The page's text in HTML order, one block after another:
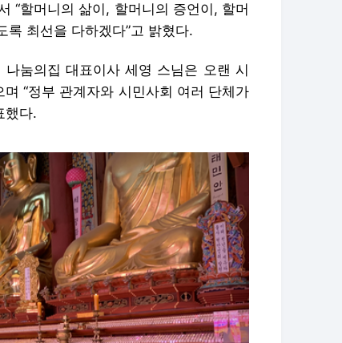
“할머니의 삶이, 할머니의 증언이, 할머
최선을 다하겠다”고 밝혔다.
눔의집 대표이사 세영 스님은 오랜 시
“정부 관계자와 시민사회 여러 단체가
했다.